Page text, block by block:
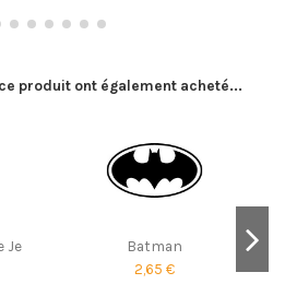
produit ont également acheté...
Je
Batman
2,65 €